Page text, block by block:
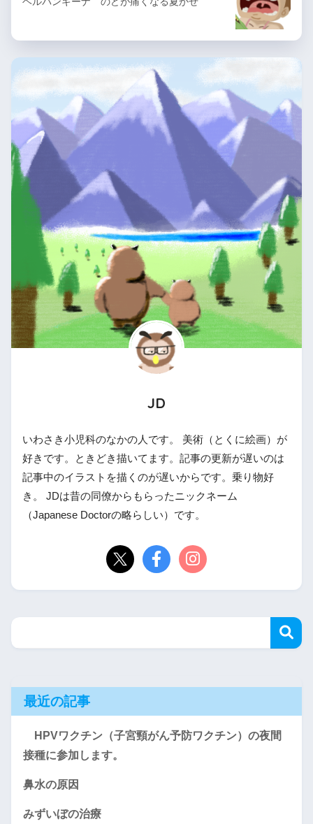
JD
いわさき小児科のなかの人です。 美術（とくに絵画）が
好きです。ときどき描いてます。記事の更新が遅いのは
記事中のイラストを描くのが遅いからです。乗り物好
き。 JDは昔の同僚からもらったニックネーム
（Japanese Doctorの略らしい）です。
最近の記事
HPVワクチン（子宮頸がん予防ワクチン）の夜間
接種に参加します。
鼻水の原因
みずいぼの治療